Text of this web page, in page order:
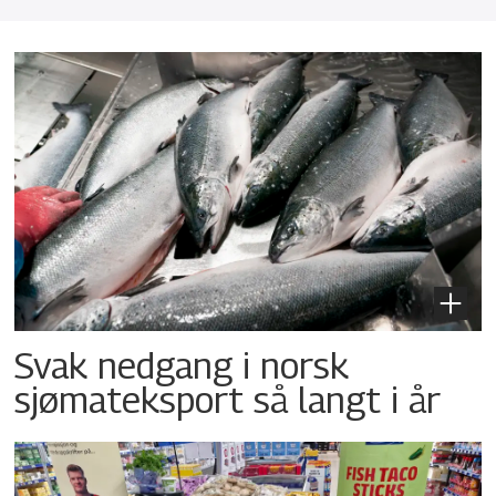
Svak nedgang i norsk
sjømateksport så langt i år